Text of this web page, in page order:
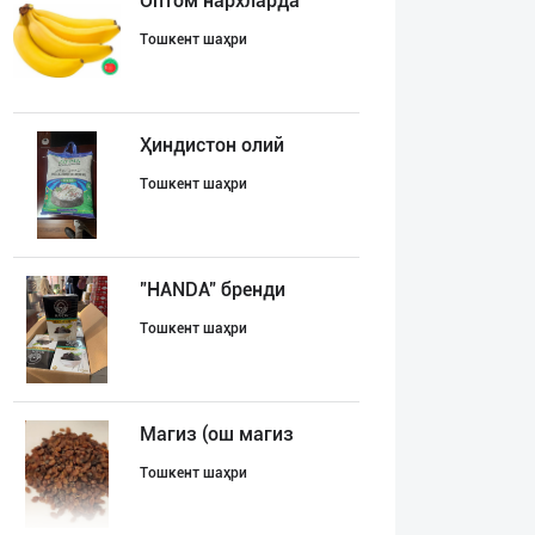
Тошкент шаҳри
Ҳиндистон олий
Тошкент шаҳри
"HANDA" бренди
Тошкент шаҳри
Магиз (ош магиз
Тошкент шаҳри